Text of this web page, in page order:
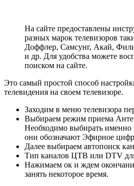
На сайте предоставлены
разных марок телевизоров
Доффлер, Самсунг, Акай,
и др. Для удобства можете
поиском на сайте.
Это самый простой способ
телевидения на своем телевизоре.
Заходим в меню телевизора
Выбираем режим приема
Необходимо выбирать именно
они обозначают Эфирное
Далее выбираем автопоиск
Тип каналов ЦТВ или DTV
Нажимаем ок и ждем
занять некоторое время.